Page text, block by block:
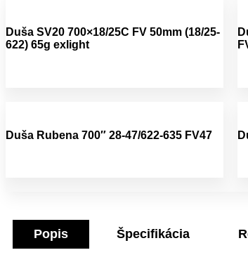
Duša SV20 700×18/25C FV 50mm (18/25-
622) 65g exlight
Duša Rubena 700″ 28-47/622-635 FV47
Popis Špecifikácia